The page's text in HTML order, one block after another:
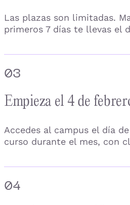
Las plazas son limitadas.
primeros 7 días te llevas el
03
Empieza el 4 de
Accedes al campus el día
curso durante el mes, con
04